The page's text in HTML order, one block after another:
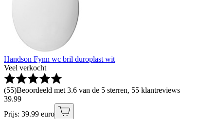
Handson Fynn wc bril duroplast wit
Veel verkocht
(55)Beoordeeld met 3.6 van de 5 sterren, 55 klantreviews
39.99
Prijs: 39.99 euro